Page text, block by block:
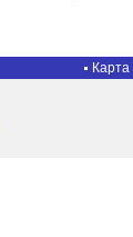
Карта